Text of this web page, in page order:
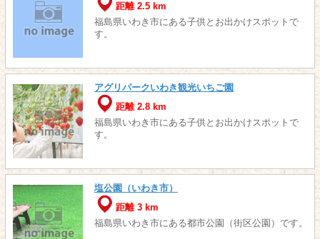
距離 2.5 km
福島県いわき市にある子供とお出かけスポットで
す。
アグリパークいわき観光いちご園
距離 2.8 km
福島県いわき市にある子供とお出かけスポットで
す。
塩公園（いわき市）
距離 3 km
福島県いわき市にある都市公園（街区公園）です。